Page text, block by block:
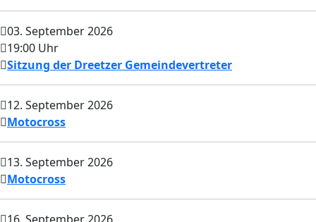
03. September 2026
19:00 Uhr
Sitzung der Dreetzer Gemeindevertreter
12. September 2026
Motocross
13. September 2026
Motocross